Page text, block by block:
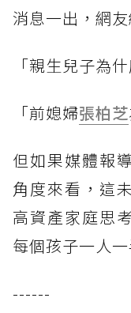
消息一出，網友
「親生兒子為
「前媳婦張柏芝
但如果媒體報
角度來看，這
高資產家庭思
每個孩子一人一
------